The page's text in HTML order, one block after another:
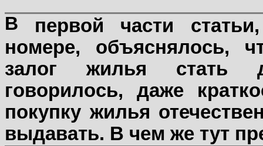
В
первой части
номере, объяснялось,
залог жилья стать
говорилось, даже
покупку жилья
выдавать. В чем же тут